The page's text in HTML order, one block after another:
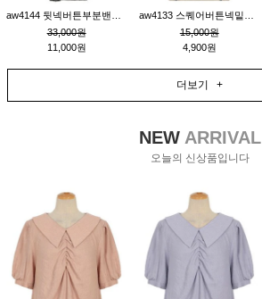
33,000원
11,000원
15,000원
4,900원
더보기 +
NEWARRIVAL
오늘의 신상품입니다